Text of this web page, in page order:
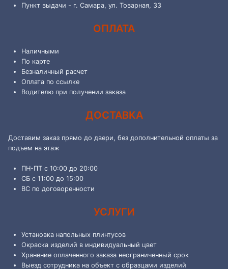
Пункт выдачи - г. Самара, ул. Товарная, 33
ОПЛАТА
Наличными
По карте
Безналичный расчет
Оплата по ссылке
Водителю при получении заказа
ДОСТАВКА
Доставим заказ прямо до двери, без дополнительной оплаты за
подъем на этаж
ПН-ПТ с 10:00 до 20:00
СБ с 11:00 до 15:00
ВС по договоренности
УСЛУГИ
Установка напольных плинтусов
Окраска изделий в индивидуальный цвет
Хранение оплаченного заказа неограниченный срок
Выезд сотрудника на объект с образцами изделий